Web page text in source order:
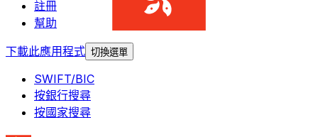
註冊
幫助
下載此應用程式 切換選單
SWIFT/BIC
按銀行搜尋
按國家搜尋